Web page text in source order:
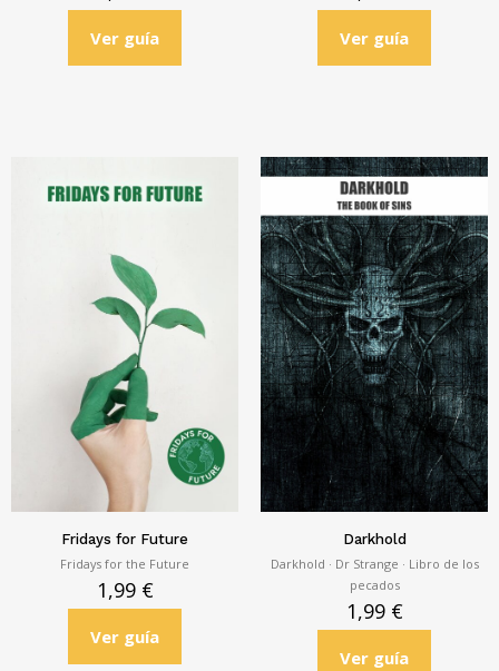
Ver guía Ver guía
Fridays for Future
Fridays for the Future
1,99 €
Ver guía
Darkhold
Darkhold · Dr Strange · Libro de los
pecados
1,99 €
Ver guía